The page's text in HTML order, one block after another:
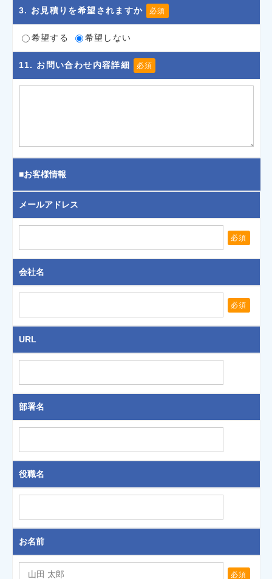
3. お見積りを希望されますか 必須
希望する 希望しない
11. お問い合わせ内容詳細 必須
■お客様情報
メールアドレス
必須
会社名
必須
URL
部署名
役職名
お名前
必須